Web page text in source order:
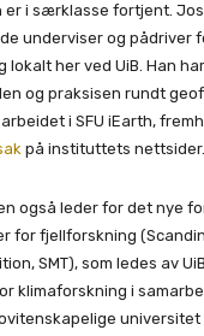
er i særklasse fortjent.
underviser og pådriver
lokalt her ved UiB. Han
og praksisen rundt
i SFU iEarth,
på instituttets nettsider.
også leder for det nye
for fjellforskning
SMT), som ledes av
klimaforskning i
universitet